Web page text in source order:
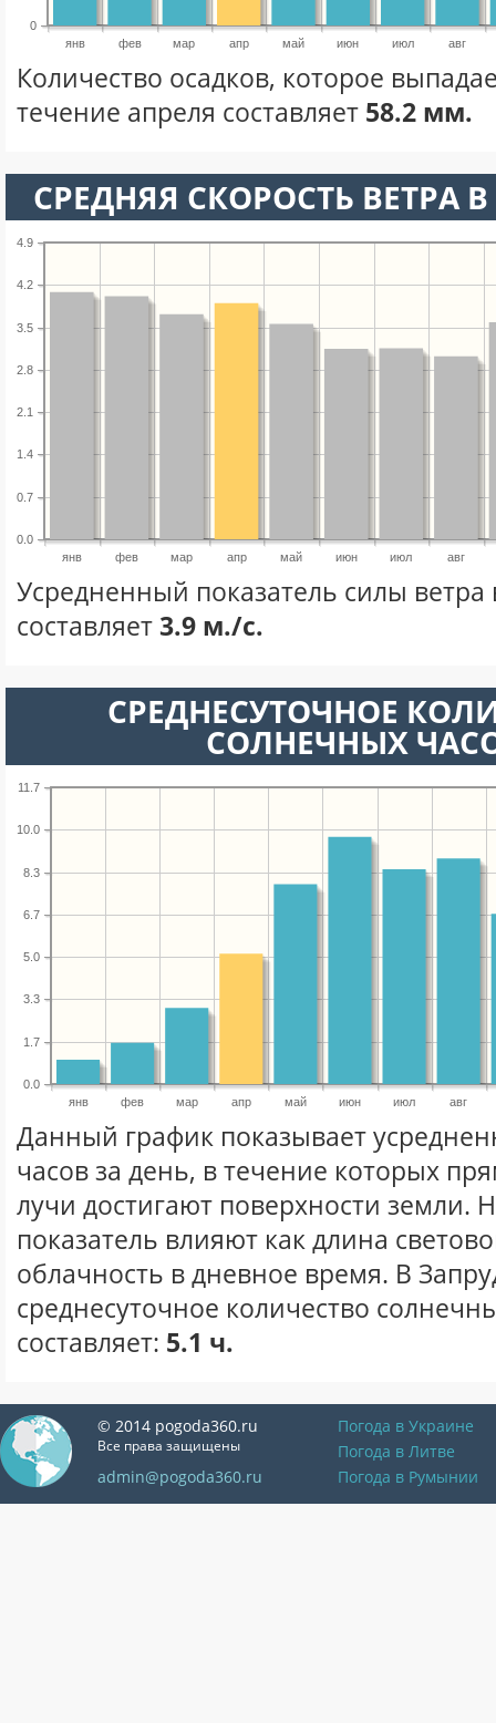
янв фев мар апр май июн июл авг
0
Количество осадков, которое
течение апреля составляет 58.2 мм.
СРЕДНЯЯ СКОРОСТЬ ВЕТРА
янв фев мар апр май июн июл авг
0.0
0.7
1.4
2.1
2.8
3.5
4.2
4.9
Усредненный показатель силы ветра
составляет3.9 м./с.
СРЕДНЕСУТОЧНОЕ
СОЛНЕЧНЫХ
янв фев мар апр май июн июл авг
0.0
1.7
3.3
5.0
6.7
8.3
10.0
11.7
Данный график показывает
часов за день, в течение которых
лучи достигают поверхности земли.
показатель влияют как длина
облачность в дневное время. В
среднесуточное количество
составляет: 5.1 ч.
© 2014 pogoda360.ru
Все права защищены
admin@pogoda360.ru
Погода в Украине
Погода в Литве
Погода в Румынии